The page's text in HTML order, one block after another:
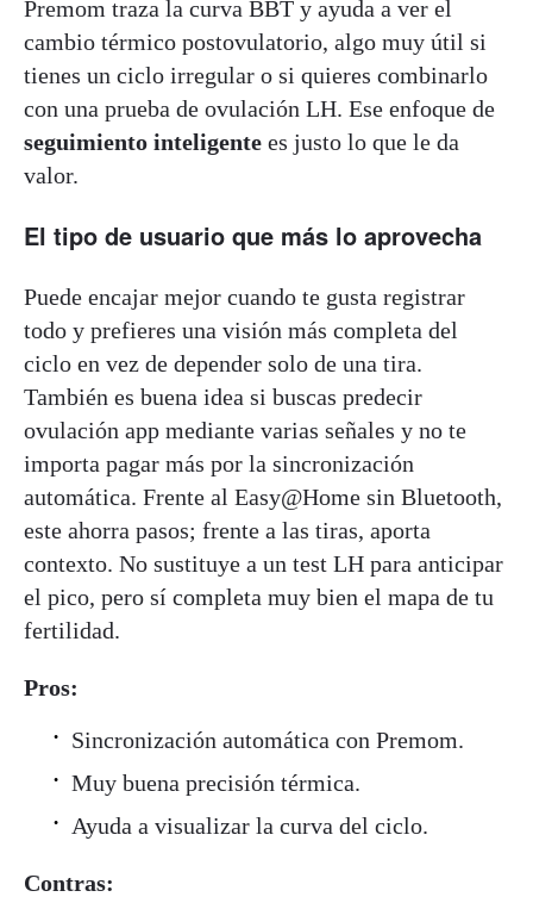
Premom traza la curva BBT y ayuda a ver el
cambio térmico postovulatorio, algo muy útil si
tienes un ciclo irregular o si quieres combinarlo
con una prueba de ovulación LH. Ese enfoque de
seguimiento inteligente es justo lo que le da
valor.
El tipo de usuario que más lo aprovecha
Puede encajar mejor cuando te gusta registrar
todo y prefieres una visión más completa del
ciclo en vez de depender solo de una tira.
También es buena idea si buscas predecir
ovulación app mediante varias señales y no te
importa pagar más por la sincronización
automática. Frente al Easy@Home sin Bluetooth,
este ahorra pasos; frente a las tiras, aporta
contexto. No sustituye a un test LH para anticipar
el pico, pero sí completa muy bien el mapa de tu
fertilidad.
Pros:
Sincronización automática con Premom.
Muy buena precisión térmica.
Ayuda a visualizar la curva del ciclo.
Contras: